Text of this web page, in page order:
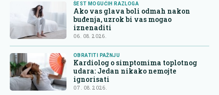
ŠEST MOGUĆIH RAZLOGA
Ako vas glava boli odmah nakon
buđenja, uzrok bi vas mogao
iznenaditi
06. 08. 2026.
OBRATITI PAŽNJU
Kardiolog o simptomima toplotnog
udara: Jedan nikako nemojte
ignorisati
07. 08. 2026.